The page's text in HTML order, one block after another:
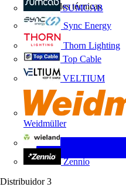
SUMCAB
Sync Energy
Thorn Lighting
Top Cable
VELTIUM
Weidmüller
Zennio
Distribuidor 3
Novedades técnicas